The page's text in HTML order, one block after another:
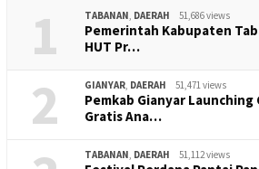
1 TABANAN, DAERAH 51,686 views
Pemerintah Kabupaten
HUT Pr…
2 GIANYAR, DAERAH 51,471 views
Pemkab Gianyar Launching
Gratis Ana…
TABANAN, DAERAH 51,112 views